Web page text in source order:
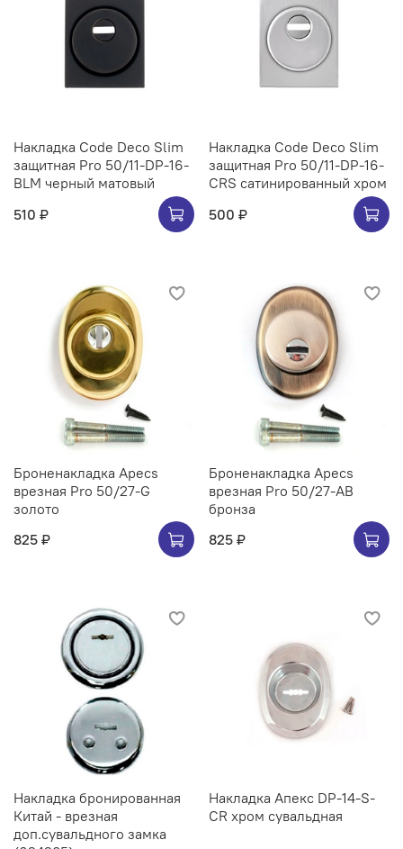
Накладка Code Deco Slim
защитная Pro 50/11-DP-16-
BLM черный матовый
510 ₽
Накладка Code Deco Slim
защитная Pro 50/11-DP-16-
CRS сатинированный хром
500 ₽
Броненакладка Apecs
врезная Pro 50/27-G
золото
825 ₽
Броненакладка Apecs
врезная Pro 50/27-AB
бронза
825 ₽
Накладка бронированная
Китай - врезная
доп.сувальдного замка
Накладка Апекс DP-14-S-
CR хром сувальдная